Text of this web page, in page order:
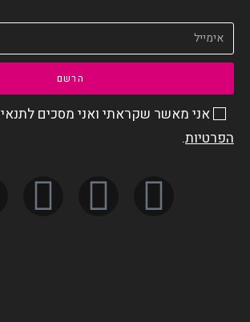
אני מאשר שקראתי ואני מסכים לתנאי
הפרטיות.
הרשם